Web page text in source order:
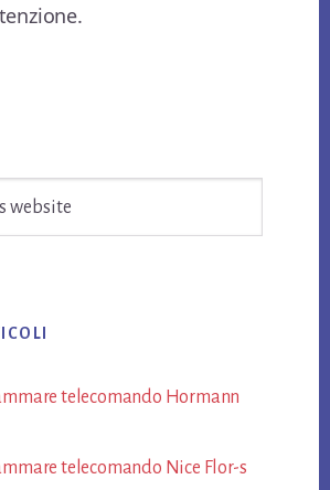
telecomando Hormann​
telecomando Nice Flor-s​